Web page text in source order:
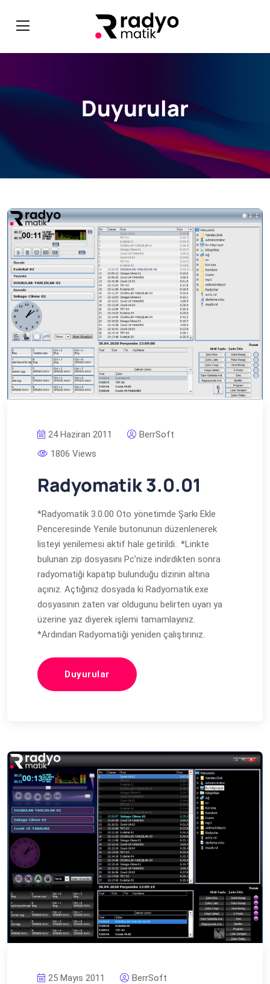
Duyurular
24 Haziran 2011
BerrSoft
1806 Views
Radyomatik 3.0.01
*Radyomatik 3.0.00 Oto yönetimde Şarkı Ekle
Penceresinde Yenile butonunun düzenlenerek
listeyi yenilemesi aktif hale getirildi.. *Linkte
bulunan zip dosyasını Pc’nize indirdikten sonra
radyomatiği kapatıp bulunduğu dizinin altına
açınız. Açtığınız dosyada ki Radyomatik.exe
dosyasının zaten var oldugunu belirten uyarı ya
üzerine yaz diyerek işlemi tamamlayınız.
*Ardından Radyomatiği yeniden çalıştırınız.
Duyurular
25 Mayıs 2011
BerrSoft